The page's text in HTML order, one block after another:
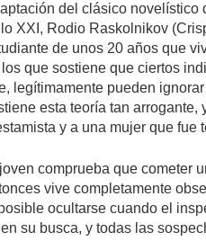
del clásico novelístico
XXI, Rodio Raskolnikov
de unos 20 años que
que sostiene que ciertos
legítimamente pueden
esta teoría tan arrogante,
y a una mujer que fue
comprueba que cometer
vive completamente
ocultarse cuando el
su busca, y todas las